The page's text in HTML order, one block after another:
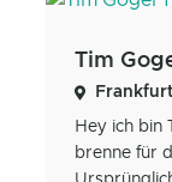
Hey ich bin
brenne für